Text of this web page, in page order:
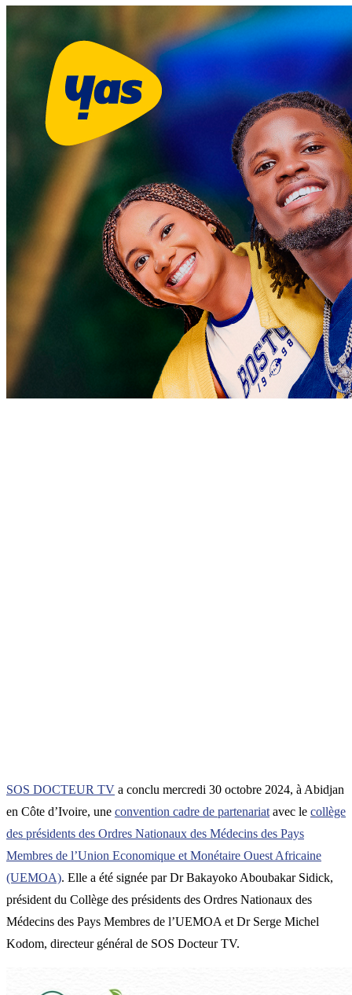
SOS DOCTEUR TV a conclu mercredi 30 octobre 2024, à Abidjan
en Côte d’Ivoire, une convention cadre de partenariat avec le collège
des présidents des Ordres Nationaux des Médecins des Pays
Membres de l’Union Economique et Monétaire Ouest Africaine
(UEMOA). Elle a été signée par Dr Bakayoko Aboubakar Sidick,
président du Collège des présidents des Ordres Nationaux des
Médecins des Pays Membres de l’UEMOA et Dr Serge Michel
Kodom, directeur général de SOS Docteur TV.